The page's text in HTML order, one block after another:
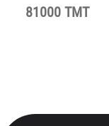
81000 TMT